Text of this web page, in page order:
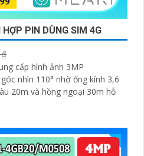
PIN DÙNG SIM 4G
cấp hình ảnh 3MP
nhìn 110° nhờ ống kính 3,6